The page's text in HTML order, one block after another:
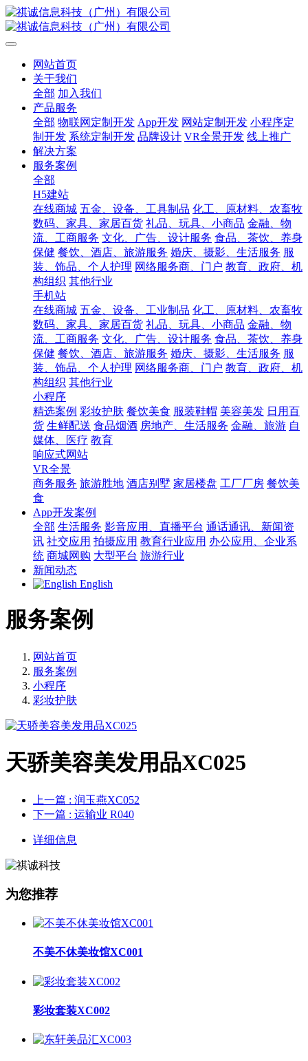
网站首页
关于我们
全部 加入我们
产品服务
全部 物联网定制开发 App开发 网站定制开发 小程序定
制开发 系统定制开发 品牌设计 VR全景开发 线上推广
解决方案
服务案例
全部
H5建站
在线商城 五金、设备、工具制品 化工、原材料、农畜牧
数码、家具、家居百货 礼品、玩具、小商品 金融、物
流、工商服务 文化、广告、设计服务 食品、茶饮、养身
保健 餐饮、酒店、旅游服务 婚庆、摄影、生活服务 服
装、饰品、个人护理 网络服务商、门户 教育、政府、机
构组织 其他行业
手机站
在线商城 五金、设备、工业制品 化工、原材料、农畜牧
数码、家具、家居百货 礼品、玩具、小商品 金融、物
流、工商服务 文化、广告、设计服务 食品、茶饮、养身
保健 餐饮、酒店、旅游服务 婚庆、摄影、生活服务 服
装、饰品、个人护理 网络服务商、门户 教育、政府、机
构组织 其他行业
小程序
精选案例 彩妆护肤 餐饮美食 服装鞋帽 美容美发 日用百
货 生鲜配送 食品烟酒 房地产、生活服务 金融、旅游 自
媒体、医疗 教育
响应式网站
VR全景
商务服务 旅游胜地 酒店别墅 家居楼盘 工厂厂房 餐饮美
食
App开发案例
全部 生活服务 影音应用、直播平台 通话通讯、新闻资
讯 社交应用 拍摄应用 教育行业应用 办公应用、企业系
统 商城网购 大型平台 旅游行业
新闻动态
English
服务案例
网站首页
服务案例
小程序
彩妆护肤
天骄美容美发用品XC025
上一篇 : 润玉燕XC052
下一篇 : 运输业 R040
详细信息
为您推荐
不美不休美妆馆XC001
彩妆套装XC002